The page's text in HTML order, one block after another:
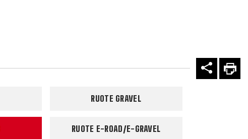
RUOTE GRAVEL
RUOTE E-ROAD/E-GRAVEL